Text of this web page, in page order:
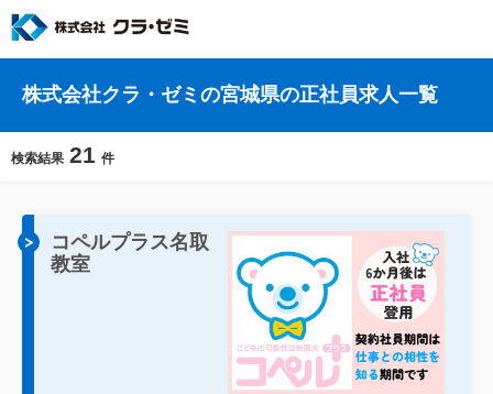
株式会社クラ・ゼミの宮城県の正社員求人一覧
検索結果 21 件
コペルプラス名取
教室